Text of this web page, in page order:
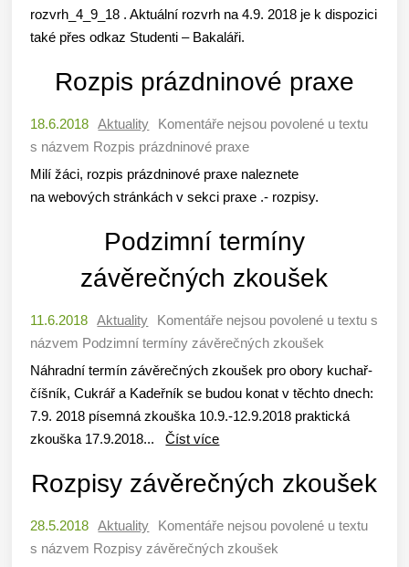
rozvrh_4_9_18 . Aktuální rozvrh na 4.9. 2018 je k dispozici
také přes odkaz Studenti – Bakaláři.
Rozpis prázdninové praxe
18.6.2018 Aktuality Komentáře nejsou povolené u textu
s názvem Rozpis prázdninové praxe
Milí žáci, rozpis prázdninové praxe naleznete
na webových stránkách v sekci praxe .- rozpisy.
Podzimní termíny
závěrečných zkoušek
11.6.2018 Aktuality Komentáře nejsou povolené u textu s
názvem Podzimní termíny závěrečných zkoušek
Náhradní termín závěrečných zkoušek pro obory kuchař-
číšník, Cukrář a Kadeřník se budou konat v těchto dnech:
7.9. 2018 písemná zkouška 10.9.-12.9.2018 praktická
zkouška 17.9.2018...Číst více
Rozpisy závěrečných zkoušek
28.5.2018 Aktuality Komentáře nejsou povolené u textu
s názvem Rozpisy závěrečných zkoušek